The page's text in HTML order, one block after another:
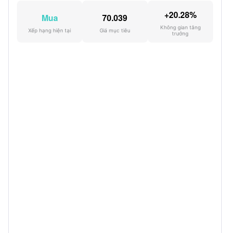
Công ty được ít nhà đầu tư quan tâm, với tỷ
lệ quay vòng trung bình trong 20 ngày là 0.17.
Mua
Xếp hạng hiện tại
70.039
Giá mục tiêu
+20.28%
Không gian tăng
trưởng